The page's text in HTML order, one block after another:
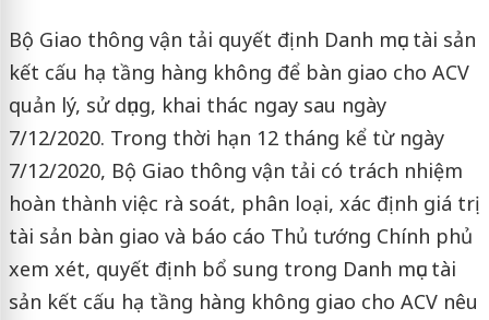
Bộ Giao thông vận tải quyết định Danh mục tài sản
kết cấu hạ tầng hàng không để bàn giao cho ACV
quản lý, sử dụng, khai thác ngay sau ngày
7/12/2020. Trong thời hạn 12 tháng kể từ ngày
7/12/2020, Bộ Giao thông vận tải có trách nhiệm
hoàn thành việc rà soát, phân loại, xác định giá trị
tài sản bàn giao và báo cáo Thủ tướng Chính phủ
xem xét, quyết định bổ sung trong Danh mục tài
sản kết cấu hạ tầng hàng không giao cho ACV nêu